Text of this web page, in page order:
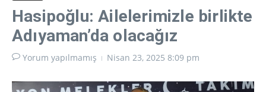
Hasipoğlu: Ailelerimizle birlikte
Adıyaman’da olacağız
Yorum yapılmamış Nisan 23, 2025 8:09 pm